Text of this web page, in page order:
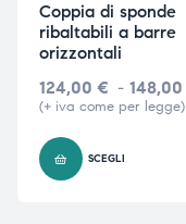
Coppia di sponde
ribaltabili a barre
orizzontali
124,00 € - 148,00
(+ iva come per legge)
SCEGLI